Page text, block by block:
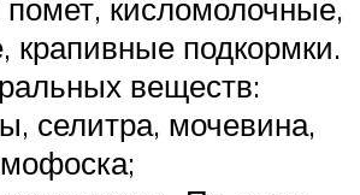
кисломолочные,
крапивные подкормки.
веществ:
селитра, мочевина,